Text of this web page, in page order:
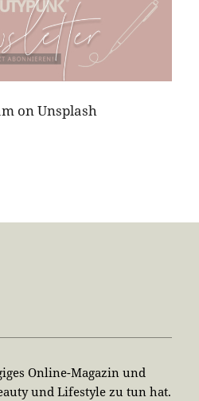
on Unsplash
Online-Magazin und
und Lifestyle zu tun hat.